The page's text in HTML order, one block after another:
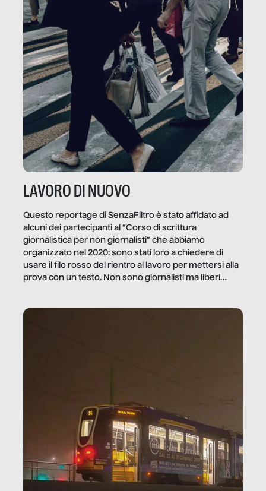
LAVORO DI NUOVO
Questo reportage di SenzaFiltro è stato affidato ad
alcuni dei partecipanti al “Corso di scrittura
giornalistica per non giornalisti” che abbiamo
organizzato nel 2020: sono stati loro a chiedere di
usare il filo rosso del rientro al lavoro per mettersi alla
prova con un testo. Non sono giornalisti ma liberi